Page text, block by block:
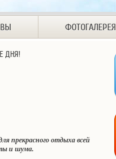
ФОТОГАЛЕРЕЯ
ДНЯ!
прекрасного отдыха всей
и шума.